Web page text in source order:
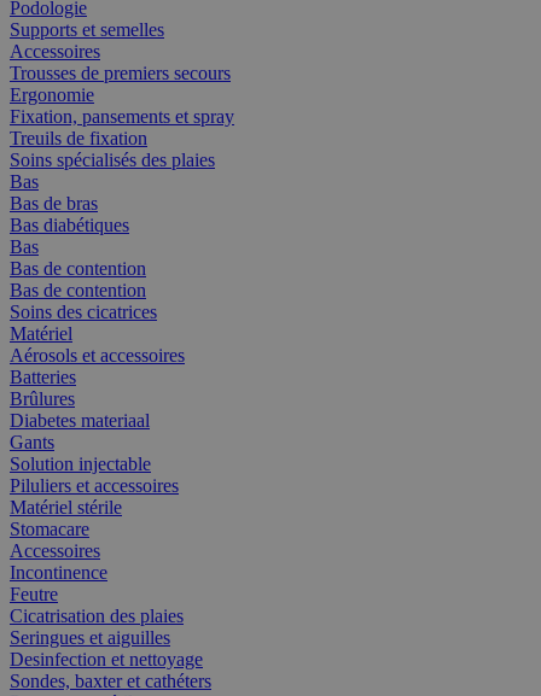
Podologie
Supports et semelles
Accessoires
Trousses de premiers secours
Ergonomie
Fixation, pansements et spray
Treuils de fixation
Soins spécialisés des plaies
Bas
Bas de bras
Bas diabétiques
Bas
Bas de contention
Bas de contention
Soins des cicatrices
Matériel
Aérosols et accessoires
Batteries
Brûlures
Diabetes materiaal
Gants
Solution injectable
Piluliers et accessoires
Matériel stérile
Stomacare
Accessoires
Incontinence
Feutre
Cicatrisation des plaies
Seringues et aiguilles
Desinfection et nettoyage
Sondes, baxter et cathéters